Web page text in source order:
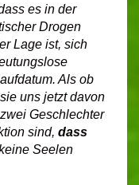
es in der
Drogen
Lage ist, sich
Als ob
uns jetzt davon
Geschlechter
sind, dass
Seelen